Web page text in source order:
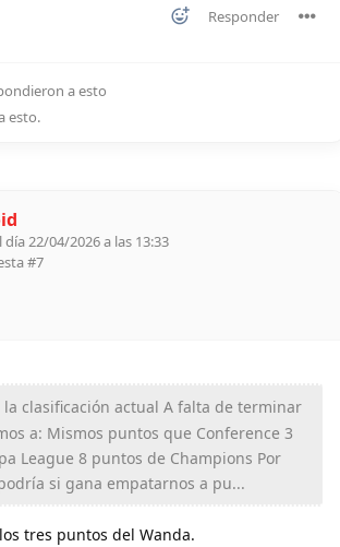
Responder
a esto
esto.
día 22/04/2026 a las 13:33
#7
la clasificación actual A falta de terminar
a: Mismos puntos que Conference 3
League 8 puntos de Champions Por
si gana empatarnos a pu...
tres puntos del Wanda.